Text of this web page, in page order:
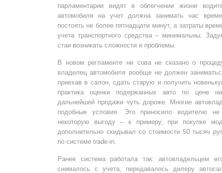
парламентарии видят в облегчении жизни
автомобиля на учет должна занимать час
постоять не более пятнадцати минут, а затраты
учета транспортного средства – минимальны.
стаи возникать сложности и проблемы.
В новом регламенте ни сова не сказано о
владелец автомобиля вообще не должен
приехав в салон, сдать старую и получить
практика оценки подержанных авто по цене
дальнейшей продажи чуть дороже. Многие
подобные условия. Это приносило водителю
некоторую выгоду – к примеру, при покупке
дополнительно скидывал со стоимости 50 тысяч
по системе trade-in.
Ранее система работала так: автовладельцем
снималось с учета, передавалось дилеру